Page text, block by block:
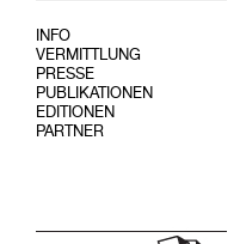
INFO
VERMITTLUNG
PRESSE
PUBLIKATIONEN
EDITIONEN
PARTNER